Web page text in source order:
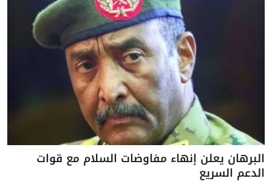
البرهان يعلن إنهاء مفاوضات السلام مع قوات
الدعم السريع